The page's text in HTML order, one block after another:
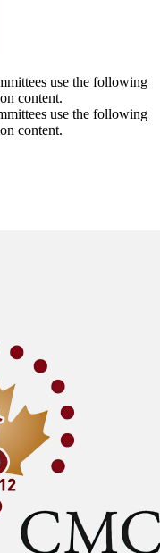
use the following
content.
use the following
content.